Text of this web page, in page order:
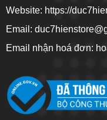
Website: https://
Email:
Email nhận hoá đơn: